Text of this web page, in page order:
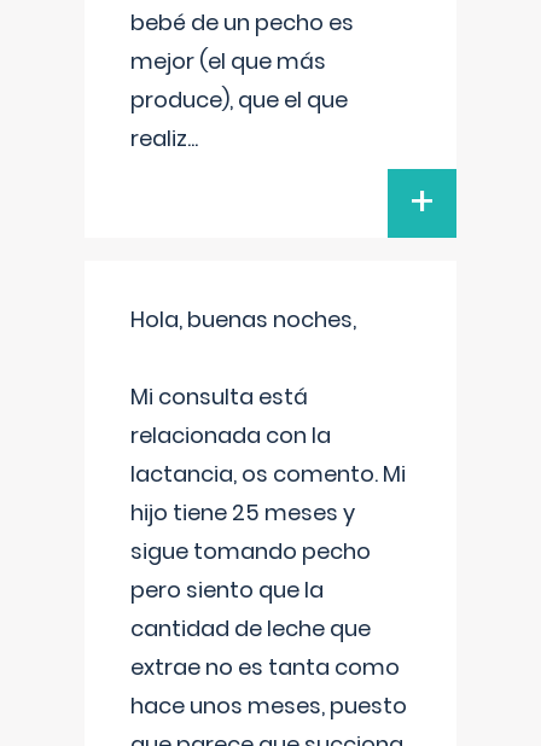
bebé de un pecho es
mejor (el que más
produce), que el que
realiz...
+
Hola, buenas noches,
Mi consulta está
relacionada con la
lactancia, os comento. Mi
hijo tiene 25 meses y
sigue tomando pecho
pero siento que la
cantidad de leche que
extrae no es tanta como
hace unos meses, puesto